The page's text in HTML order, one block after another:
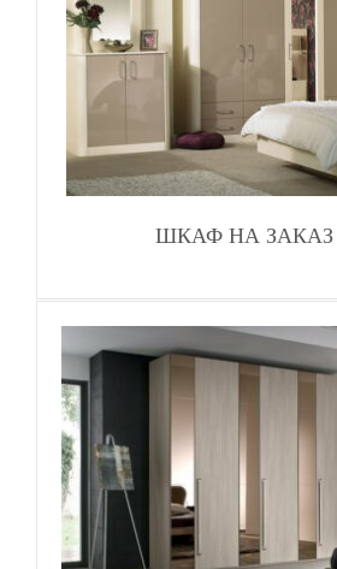
ШКАФ НА ЗАКАЗ